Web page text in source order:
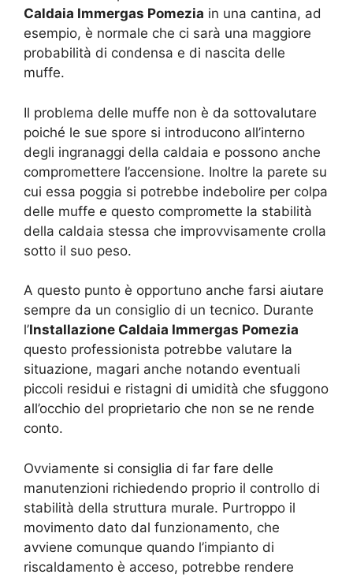
Caldaia Immergas Pomezia in una cantina, ad
esempio, è normale che ci sarà una maggiore
probabilità di condensa e di nascita delle
muffe.
Il problema delle muffe non è da sottovalutare
poiché le sue spore si introducono all’interno
degli ingranaggi della caldaia e possono anche
compromettere l’accensione. Inoltre la parete su
cui essa poggia si potrebbe indebolire per colpa
delle muffe e questo compromette la stabilità
della caldaia stessa che improvvisamente crolla
sotto il suo peso.
A questo punto è opportuno anche farsi aiutare
sempre da un consiglio di un tecnico. Durante
l’Installazione Caldaia Immergas Pomezia
questo professionista potrebbe valutare la
situazione, magari anche notando eventuali
piccoli residui e ristagni di umidità che sfuggono
all’occhio del proprietario che non se ne rende
conto.
Ovviamente si consiglia di far fare delle
manutenzioni richiedendo proprio il controllo di
stabilità della struttura murale. Purtroppo il
movimento dato dal funzionamento, che
avviene comunque quando l’impianto di
riscaldamento è acceso, potrebbe rendere